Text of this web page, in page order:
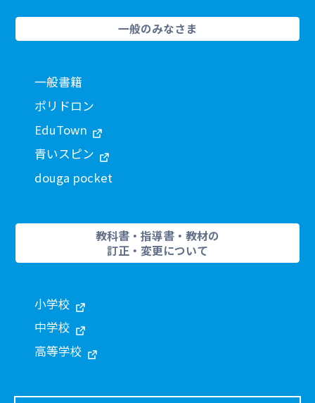
一般のみなさま
一般書籍
ポリドロン
EduTown
青いスピン
douga pocket
教科書・指導書・教材の
訂正・変更について
小学校
中学校
高等学校